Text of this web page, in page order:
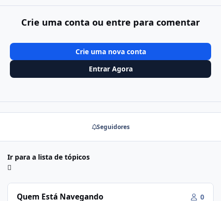
Crie uma conta ou entre para comentar
Crie uma nova conta
Entrar Agora
Seguidores
Ir para a lista de tópicos
Quem Está Navegando 0